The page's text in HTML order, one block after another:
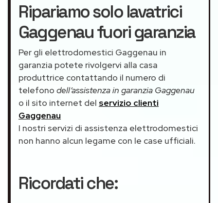
Ripariamo solo lavatrici
Gaggenau fuori garanzia
Per gli elettrodomestici Gaggenau in
garanzia potete rivolgervi alla casa
produttrice contattando il numero di
telefono dell’assistenza in garanzia Gaggenau
o il sito internet del servizio clienti
Gaggenau
I nostri servizi di assistenza elettrodomestici
non hanno alcun legame con le case ufficiali.
Ricordati che: